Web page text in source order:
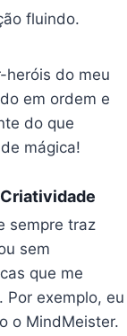
fluindo.
heróis do meu
em ordem e
do que
mágica!
sempre traz
sem
que me
. Por exemplo, eu
o MindMeister.